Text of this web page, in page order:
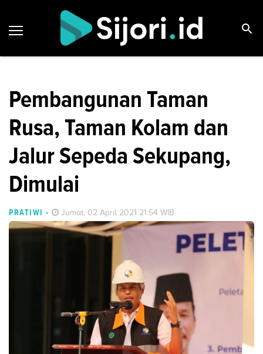
Pembangunan Taman
Rusa, Taman Kolam dan
Jalur Sepeda Sekupang,
Dimulai
PRATIWI - Jumat, 02 April 2021 21:54 WIB